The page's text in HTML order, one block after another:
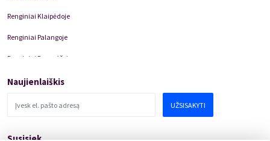
Renginiai Klaipėdoje
Renginiai Palangoje
Renginiai Panevėžyje
Domino Teatro Spektakliai
Naujienlaiškis
UŽSISAKYTI
Susisiek